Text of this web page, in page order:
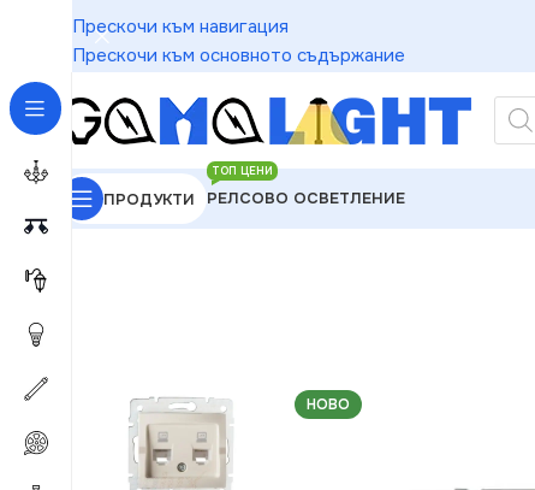
Прескочи към навигация
Прескочи към основното съдържание
ПРОДУКТИ РЕЛСОВО ОСВЕТЛЕНИЕ
ТОП ЦЕНИ
GAMALIGHT»
НОВО